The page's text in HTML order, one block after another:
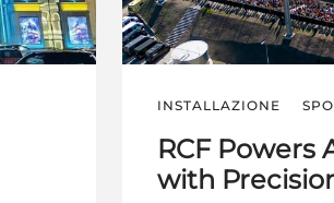
INSTALLAZIONE
RCF Powers
with